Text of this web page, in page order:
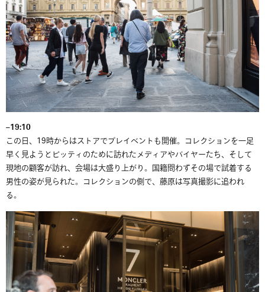
–19:10
この日、19時からはストアでプレイベントも開催。コレクションを一足
早く見ようとピッティのために訪れたメディアやバイヤーたち、そして
現地の顧客が訪れ、会場は大盛り上がり。国籍問わずその場で試着する
男性の姿が見られた。コレクションの側で、藤原は写真撮影に追われ
る。